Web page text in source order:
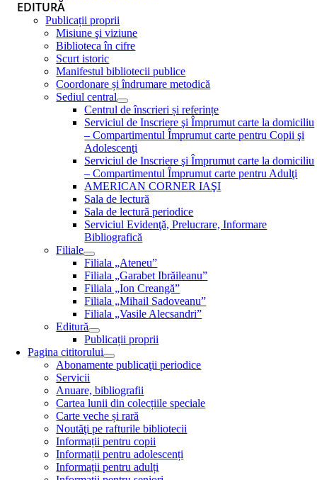
EDITURĂ
Publicații proprii
Misiune şi viziune
Biblioteca în cifre
Scurt istoric
Manifestul bibliotecii publice
Coordonare și îndrumare metodică
Sediul central
Centrul de înscrieri și referințe
Serviciul de Inscriere şi Împrumut carte la domiciliu
– Compartimentul Împrumut carte pentru Copii şi
Adolescenţi
Serviciul de Inscriere şi Împrumut carte la domiciliu
– Compartimentul Împrumut carte pentru Adulţi
AMERICAN CORNER IAŞI
Sala de lectură
Sala de lectură periodice
Serviciul Evidenţă, Prelucrare, Informare
Bibliografică
Filiale
Filiala „Ateneu”
Filiala „Garabet Ibrăileanu”
Filiala „Ion Creangă”
Filiala „Mihail Sadoveanu”
Filiala „Vasile Alecsandri”
Editură
Publicații proprii
Pagina cititorului
Abonamente publicaţii periodice
Servicii
Anuare, bibliografii
Cartea lunii din colecțiile speciale
Carte veche și rară
Noutăţi pe rafturile bibliotecii
Informații pentru copii
Informații pentru adolescenți
Informații pentru adulți